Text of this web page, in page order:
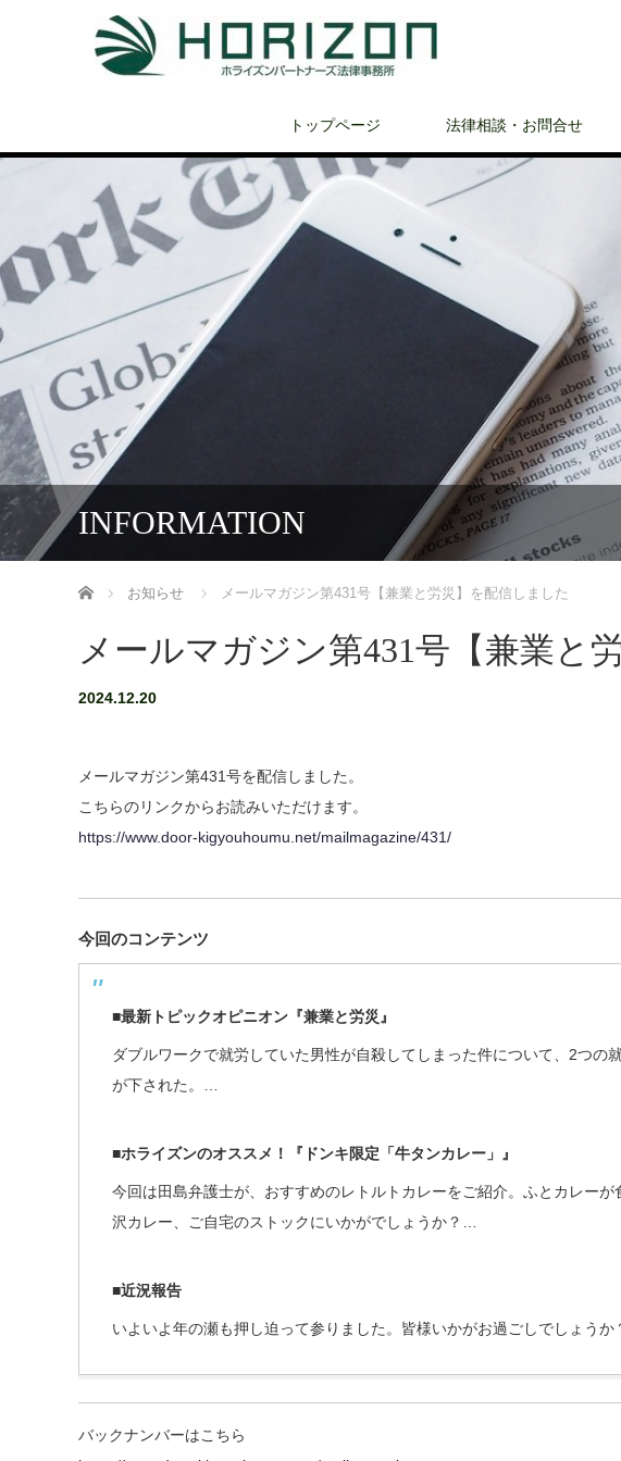
トップページ 法律相談・お問合せ
INFORMATION
ホーム お知らせ メールマガジン第431号【兼業と労災】を配信しました
メールマガジン第431号【兼業と
2024.12.20
メールマガジン第431号を配信しました。
こちらのリンクからお読みいただけます。
https://www.door-kigyouhoumu.net/mailmagazine/431/
今回のコンテンツ
■最新トピックオピニオン『兼業と労災』
ダブルワークで就労していた男性が自殺してしまった件について、2つの
が下された。…
■ホライズンのオススメ！『ドンキ限定「牛タンカレー」』
今回は田島弁護士が、おすすめのレトルトカレーをご紹介。ふとカレー
沢カレー、ご自宅のストックにいかがでしょうか？…
■近況報告
いよいよ年の瀬も押し迫って参りました。皆様いかがお過ごしでしょうか
バックナンバーはこちら